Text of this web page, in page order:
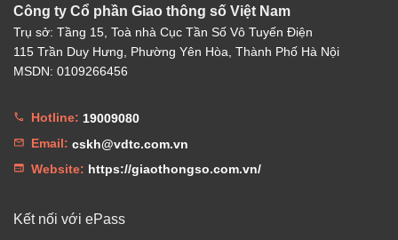
Công ty Cổ phần Giao thông số Việt Nam
Trụ sở: Tầng 15, Toà nhà Cục Tần Số Vô Tuyến Điện
115 Trần Duy Hưng, Phường Yên Hòa, Thành Phố Hà Nội
MSDN: 0109266456
Hotline: 19009080
Email: cskh@vdtc.com.vn
Website: https://giaothongso.com.vn/
Kết nối với ePass